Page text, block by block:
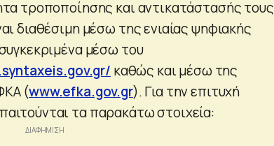
τροποποίησης και αντικατάστασής τους
διαθέσιμη μέσω της ενιαίας ψηφιακής
μέσω του
καθώς και μέσω της
(www.efka.gov.gr). Για την επιτυχή
τα παρακάτω στοιχεία: